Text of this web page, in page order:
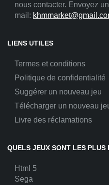
nous contacter. Envoyez
mail:
LIENS UTILES
Termes et conditions
Politique de confidentialité
Suggérer un nouveau jeu
Télécharger un nouveau
Livre des réclamations
QUELS JEUX SONT LES PLUS
Html 5
Sega